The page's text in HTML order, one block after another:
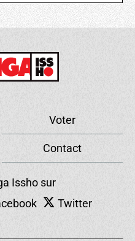
Voter
Contact
Issho sur
Twitter